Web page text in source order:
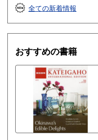
哲学宗教、歴史、社会科
文、外国書、サブカルチャ
全ての新着情報
おすすめの書籍